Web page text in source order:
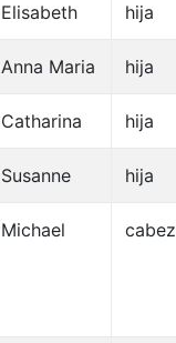
Elisabeth hija
Anna Maria hija
Catharina hija
Susanne hija
Michael